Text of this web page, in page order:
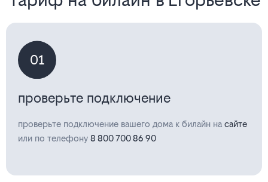
01
проверьте подключение
проверьте подключение вашего дома к билайн на сайте
или по телефону 8 800 700 86 90